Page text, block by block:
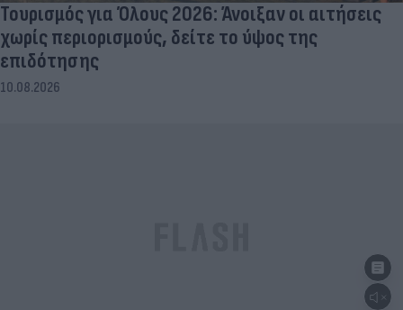
Τουρισμός για Όλους 2026: Άνοιξαν οι αιτήσεις
χωρίς περιορισμούς, δείτε το ύψος της
επιδότησης
10.08.2026